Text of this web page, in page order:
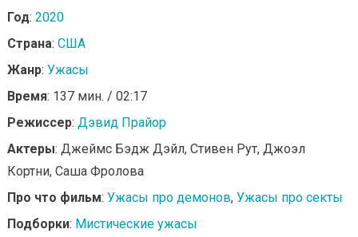
Год: 2020
Страна: США
Жанр: Ужасы
Время: 137 мин. / 02:17
Режиссер: Дэвид Прайор
Актеры: Джеймс Бэдж Дэйл, Стивен Рут, Джоэл
Кортни, Саша Фролова
Про что фильм: Ужасы про демонов, Ужасы про секты
Подборки: Мистические ужасы